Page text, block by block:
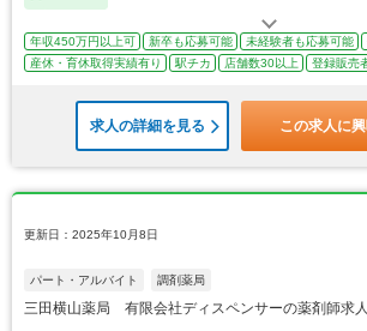
年収450万円以上可 新卒も応募可能 未経験者も応募可能
産休・育休取得実績有り
駅チカ 店舗数30以上 登録販売
求人の詳細を見る この求人に
更新日：2025年10月8日
パート・アルバイト 調剤薬局
三田横山薬局 有限会社ディスペンサーの薬剤師求人